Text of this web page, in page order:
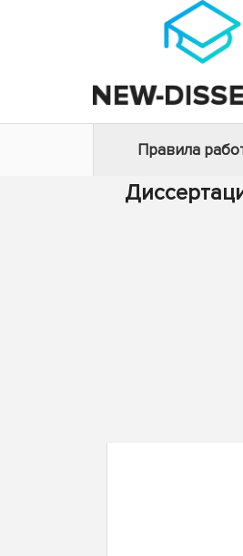
Правила